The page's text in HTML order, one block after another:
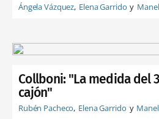
Ángela Vázquez Elena Garrido
Collboni: "La medida del
cajón"
Rubén Pacheco Elena Garrido